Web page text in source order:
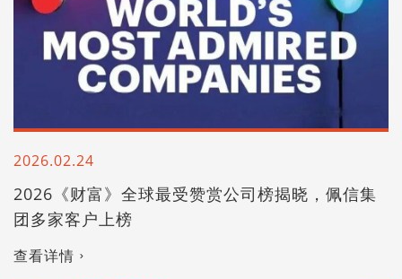
2026.02.24
2026《财富》全球最受赞赏公司榜揭晓，佩信集
团多家客户上榜
查看详情